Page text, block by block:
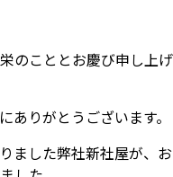
のこととお慶び申し上げ
ありがとうございます。
ました弊社新社屋が、お